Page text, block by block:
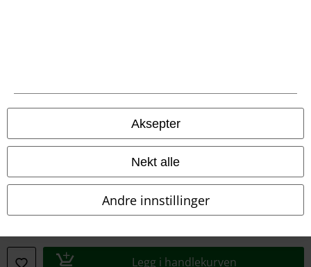
Aksepter
Nekt alle
Andre innstillinger
Legg i handlekurven
Vilkår
Avfallshåndtering og miljøbeskyttelse
Samsvarserklæring
Innstillinger for cookies